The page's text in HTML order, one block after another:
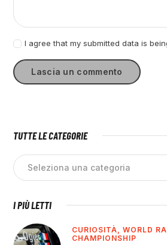
I agree that my submitted data is
TUTTE LE CATEGORIE
I PIÙ LETTI
CURIOSITÀ,WORLD
CHAMPIONSHIP